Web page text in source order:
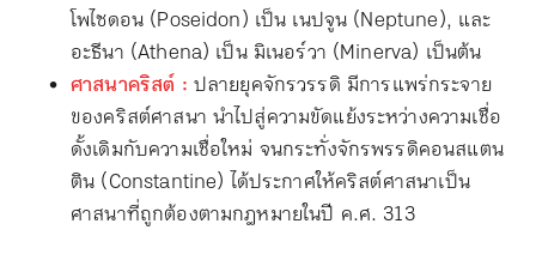
โพไซดอน (Poseidon) เป็น เนปจูน (Neptune), และ
อะธีนา (Athena) เป็น มิเนอร์วา (Minerva) เป็นต้น
ศาสนาคริสต์ : ปลายยุคจักรวรรดิ มีการแพร่กระจาย
ของคริสต์ศาสนา นำไปสู่ความขัดแย้งระหว่างความเชื่อ
ดั้งเดิมกับความเชื่อใหม่ จนกระทั่งจักรพรรดิคอนสแตน
ติน (Constantine) ได้ประกาศให้คริสต์ศาสนาเป็น
ศาสนาที่ถูกต้องตามกฎหมายในปี ค.ศ. 313